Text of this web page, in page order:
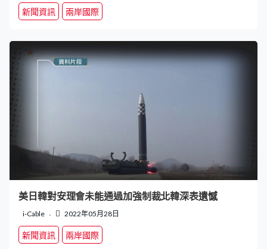
新聞資訊 兩岸國際
美日韓對安理會未能通過加強制裁北韓深表遺憾
i-Cable 2022年05月28日
新聞資訊 兩岸國際